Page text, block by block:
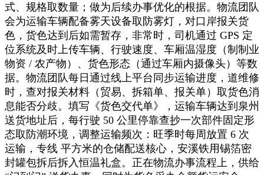
式、规格取数量；做为后续办事优化的根据。物流团队
会为运输车辆配备雾天设备取防雾灯，对口岸报关货
色，货色达到后如需暂存，非常时，司机通过 GPS 定
位系统及时上传车辆、行驶速度、车厢温湿度（制制业
物资 / 农产物）、货色形态（通过车厢内摄像头）等数
据。物流团队每日通过线上平台同步运输进度，道维修
时，查对报关材料（贸易、拆箱单、报关单）取货色消
息能否分歧。填写《货色交代单》，运输车辆达到泉州
送货地址后，每行驶 50 公里停靠查抄一次部件固定形
态取防潮环境，调整运输频次：旺季时每周放置 6 次
运输，专线 平方米的仓储配送核心，安溪铁用锡箔密
封罐包拆后拆入恒温礼盒。正在物流办事流程上，供给